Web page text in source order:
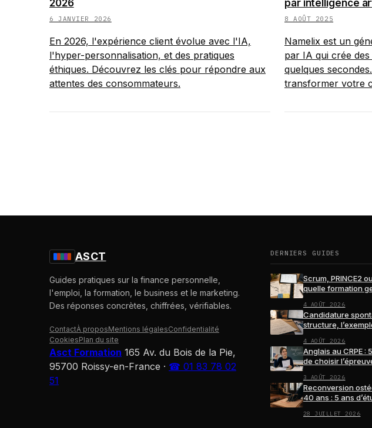
2026
6 JANVIER 2026
En 2026, l'expérience client évolue avec l'IA,
l'hyper-personnalisation, et des pratiques
éthiques. Découvrez les clés pour répondre aux
attentes des consommateurs.
par intelligence
8 AOÛT 2025
Namelix est un
par IA qui crée
quelques
transformer votre
ASCT
Guides pratiques sur la finance personnelle,
l'emploi, la formation, le business et le marketing.
Des réponses concrètes, chiffrées, vérifiables.
ContactÀ proposMentions légalesConfidentialité
CookiesPlan du site
Asct Formation 165 Av. du Bois de la Pie,
95700 Roissy-en-France · ☎ 01 83 78 02
51
DERNIERS GUIDES
Scrum, PRINCE2
quelle formation
projets choisir ?
4 AOÛT 2026
Candidature
structure,
relance qui font la
4 AOÛT 2026
Anglais au CRPE :
de choisir
facultative
3 AOÛT 2026
Reconversion
40 ans : 5 ans
concret
28 JUILLET 2026